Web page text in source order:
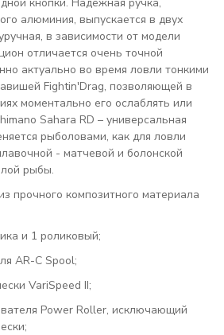
алюминия, выпускается в двух
в зависимости от модели
отличается очень точной
актуально во время ловли тонкими
Fightin'Drag, позволяющей в
моментально его ослаблять или
Sahara RD – универсальная
рыболовами, как для ловли
- матчевой и болонской
рыбы.
прочного композитного материала
и 1 роликовый;
AR-C Spool;
VariSpeed II;
Power Roller, исключающий